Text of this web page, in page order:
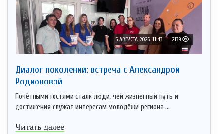
5 АВГУСТА 2026, 11:43 2139
Диалог поколений: встреча с Александрой
Родионовой
Почётными гостями стали люди, чей жизненный путь и
достижения служат интересам молодёжи региона ...
Читать далее